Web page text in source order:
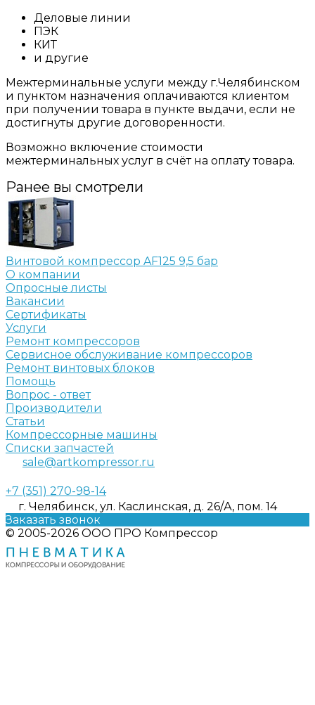
Деловые линии
ПЭК
КИТ
и другие
Межтерминальные услуги между г.Челябинском
и пунктом назначения оплачиваются клиентом
при получении товара в пункте выдачи, если не
достигнуты другие договоренности.
Возможно включение стоимости
межтерминальных услуг в счёт на оплату товара.
Ранее вы смотрели
Винтовой компрессор AF125 9,5 бар
О компании
Опросные листы
Вакансии
Сертификаты
Услуги
Ремонт компрессоров
Сервисное обслуживание компрессоров
Ремонт винтовых блоков
Помощь
Вопрос - ответ
Производители
Статьи
Компрессорные машины
Списки запчастей
sale@artkompressor.ru
+7 (351) 270-98-14
г. Челябинск, ул. Каслинская, д. 26/А, пом. 14
Заказать звонок
© 2005-2026 ООО ПРО Компрессор